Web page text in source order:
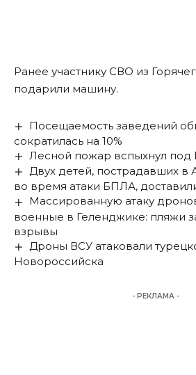
Ранее участнику СВО из
подарили машину.
Посещаемость заведений
сократилась на 10%
Лесной пожар вспыхнул под
Двух детей, пострадавших в
во время атаки БПЛА,
Массированную атаку
военные в Геленджике: пляжи
взрывы
Дроны ВСУ атаковали
Новороссийска
- РЕКЛАМА -